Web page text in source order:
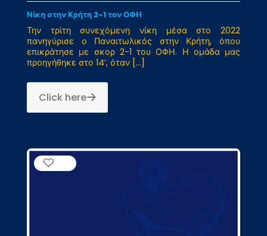
Νίκη στην Κρήτη 2-1 τον ΟΦΗ
Την τρίτη συνεχόμενη νίκη μέσα στο 2022
πανηγύρισε ο Παναιτωλικός στην Κρήτη, όπου
επικράτησε με σκορ 2-1 του ΟΦΗ. Η ομάδα μας
προηγήθηκε στο 14’, όταν […]
Click here